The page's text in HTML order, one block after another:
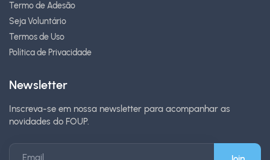
Termo de Adesão
Seja Voluntário
Termos de Uso
Política de Privacidade
Newsletter
Inscreva-se em nossa newsletter para acompanhar as
novidades do FOUP.